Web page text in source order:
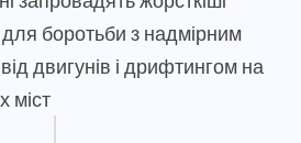
боротьби з надмірним
двигунів і дрифтингом на
міст